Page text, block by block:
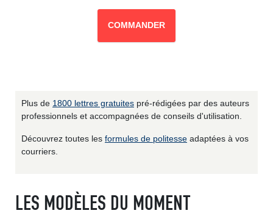
COMMANDER
Plus de 1800 lettres gratuites pré-rédigées par des auteurs
professionnels et accompagnées de conseils d'utilisation.
Découvrez toutes les formules de politesse adaptées à vos
courriers.
LES MODÈLES DU MOMENT